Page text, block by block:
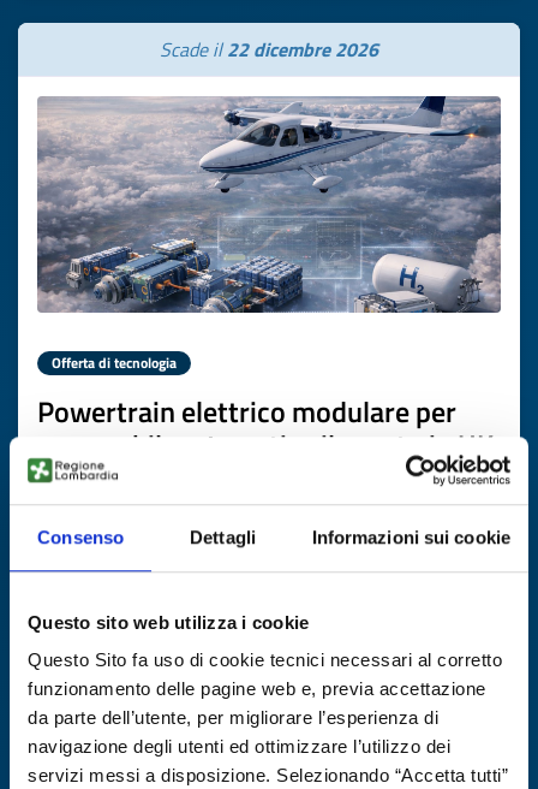
Consenso Dettagli Informazioni sui cookie
Questo sito web utilizza i cookie
Questo Sito fa uso di cookie tecnici necessari al corretto
funzionamento delle pagine web e, previa accettazione
da parte dell’utente, per migliorare l’esperienza di
navigazione degli utenti ed ottimizzare l’utilizzo dei
servizi messi a disposizione. Selezionando “Accetta tutti”
Scade il22 dicembre 2026
Offerta di tecnologia
Powertrain elettrico modulare per
aeromobile a 4 posti sviluppato in UK
ID EEN: TOGB20251124005